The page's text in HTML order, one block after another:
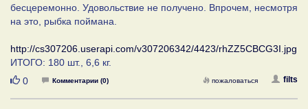
бесцеремонно. Удовольствие не получено. Впрочем, несмотря
на это, рыбка поймана.
http://cs307206.userapi.com/v307206342/4423/rhZZ5CBCG3I.jpg
ИТОГО: 180 шт., 6,6 кг.
Нравится
0 Комментарии (0) filts
пожаловаться